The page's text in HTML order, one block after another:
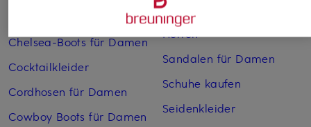
Chelsea Boots für Herren
Chelsea-Boots für Damen
Cocktailkleider
Cordhosen für Damen
Cowboy Boots für Damen
Rollkragenpullover für
Herren
Sandalen für Damen
Schuhe kaufen
Seidenkleider